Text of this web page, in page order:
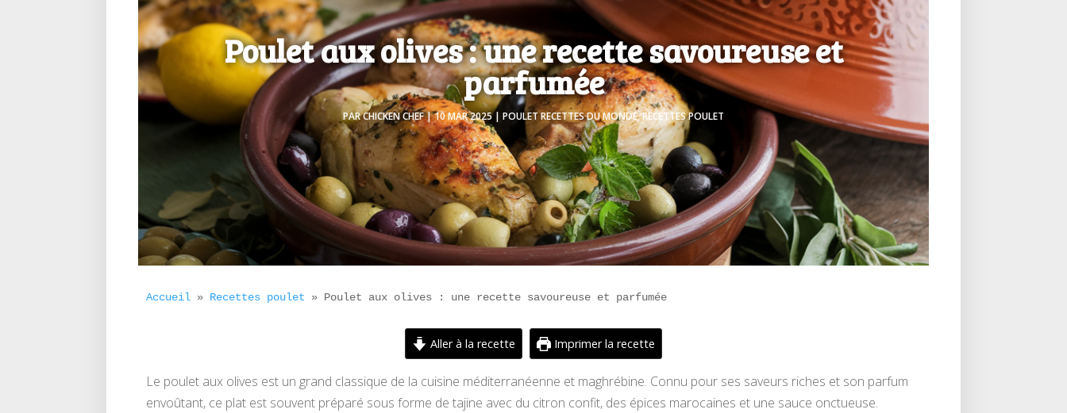
Poulet aux olives : une recette savoureuse et
parfumée
PARCHICKEN CHEF|10 MAR 2025| POULET RECETTES DU MONDE,RECETTES POULET
Accueil » Recettes poulet » Poulet aux olives : une recette savoureuse et parfumée
Aller à la recette Imprimer la recette
Le poulet aux olives est un grand classique de la cuisine méditerranéenne et maghrébine. Connu pour ses saveurs riches et son parfum
envoûtant, ce plat est souvent préparé sous forme de tajine avec du citron confit, des épices marocaines et une sauce onctueuse.